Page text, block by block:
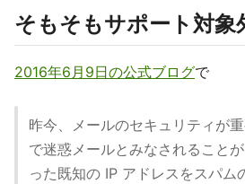
そもそもサポート対象
2016年6月9日の公式ブログで
昨今、メールのセキュリティが
で迷惑メールとみなされること
った既知の IP アドレスをスパム